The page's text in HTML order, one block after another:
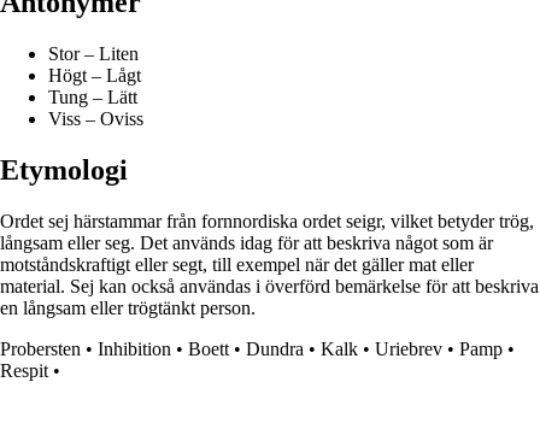
Stor – Liten
Högt – Lågt
Tung – Lätt
Viss – Oviss
Etymologi
Ordet sej härstammar från fornnordiska ordet seigr, vilket betyder trög,
långsam eller seg. Det används idag för att beskriva något som är
motståndskraftigt eller segt, till exempel när det gäller mat eller
material. Sej kan också användas i överförd bemärkelse för att beskriva
en långsam eller trögtänkt person.
Probersten • Inhibition • Boett • Dundra • Kalk • Uriebrev • Pamp •
Respit •